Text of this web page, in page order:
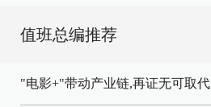
值班总编推荐
"电影+"带动产业链,再证无可取代